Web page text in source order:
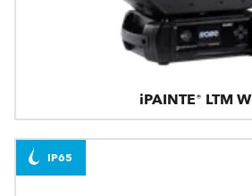
iPAINTE® LTM
IP65